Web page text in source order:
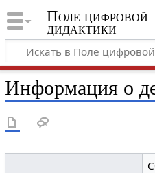
Поле цифровой
дидактики
Информация о